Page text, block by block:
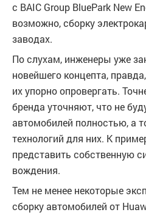
с BAIC Group BluePark New
возможно, сборку
заводах.
По слухам, инженеры уже
новейшего концепта,
их упорно опровергать.
бренда уточняют, что не
автомобилей полностью, а
технологий для них. К
представить собственную
вождения.
Тем не менее некоторые
сборку автомобилей от